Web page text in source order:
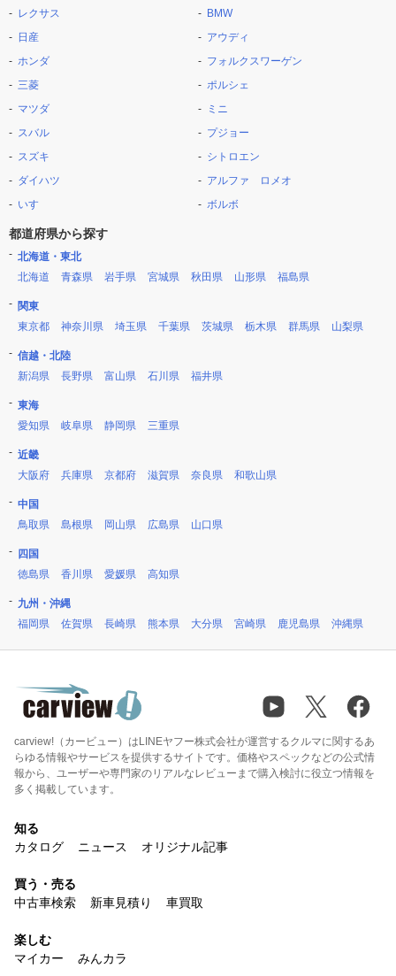
レクサス
日産
ホンダ
三菱
マツダ
スバル
スズキ
ダイハツ
いすゞ
BMW
アウディ
フォルクスワーゲン
ポルシェ
ミニ
プジョー
シトロエン
アルファ ロメオ
ボルボ
都道府県から探す
北海道・東北
北海道
青森県 岩手県 宮城県 秋田県 山形県 福島県
関東
東京都
神奈川県 埼玉県 千葉県 茨城県 栃木県 群馬県 山梨県
信越・北陸
新潟県
長野県 富山県 石川県 福井県
東海
愛知県
岐阜県 静岡県 三重県
近畿
大阪府
兵庫県 京都府 滋賀県 奈良県 和歌山県
中国
鳥取県
島根県 岡山県 広島県 山口県
四国
徳島県
香川県 愛媛県 高知県
九州・沖縄
福岡県
佐賀県 長崎県 熊本県 大分県 宮崎県 鹿児島県 沖縄県
carview!（カービュー）はLINEヤフー株式会社が運営するクルマに関するあ
らゆる情報やサービスを提供するサイトです。価格やスペックなどの公式情
報から、ユーザーや専門家のリアルなレビューまで購入検討に役立つ情報を
多く掲載しています。
知る
カタログ
ニュース オリジナル記事
買う・売る
中古車検索
新車見積り 車買取
楽しむ
マイカー
みんカラ